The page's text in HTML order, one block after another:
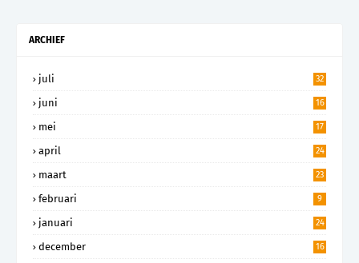
ARCHIEF
juli 32
juni 16
mei 17
april 24
maart 23
februari 9
januari 24
december 16